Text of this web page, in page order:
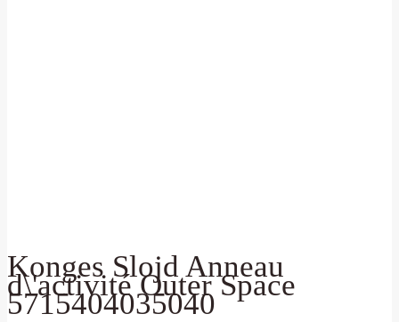
Konges Slojd Anneau
d\'activité Outer Space
5715404035040